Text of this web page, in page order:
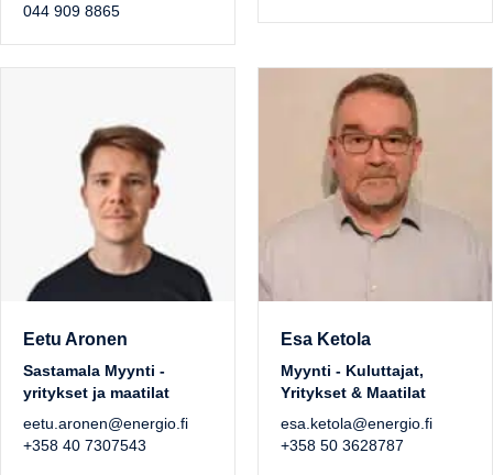
044 909 8865
Eetu Aronen
Sastamala Myynti -
yritykset ja maatilat
eetu.aronen@energio.fi
+358 40 7307543
Esa Ketola
Myynti - Kuluttajat,
Yritykset & Maatilat
esa.ketola@energio.fi
+358 50 3628787